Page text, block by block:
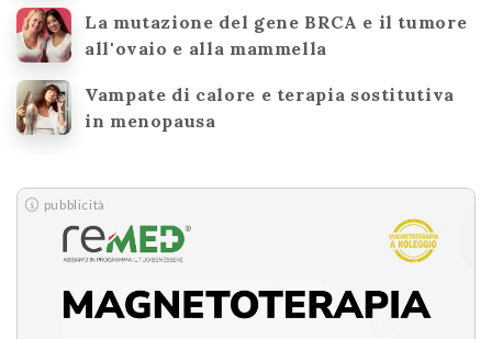
La mutazione del gene BRCA e il tumore
all'ovaio e alla mammella
Vampate di calore e terapia sostitutiva
in menopausa
pubblicità